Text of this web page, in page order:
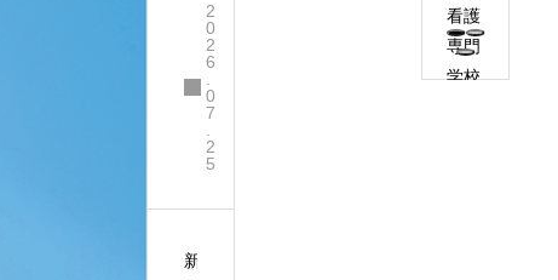
祭
2
0
2
6
0
7
2
5
新
看護
専門
学校